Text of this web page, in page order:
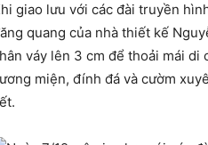
giao lưu với các đài truyền
quang của nhà thiết kế
váy lên 3 cm để thoải mái di
miện, đính đá và cườm